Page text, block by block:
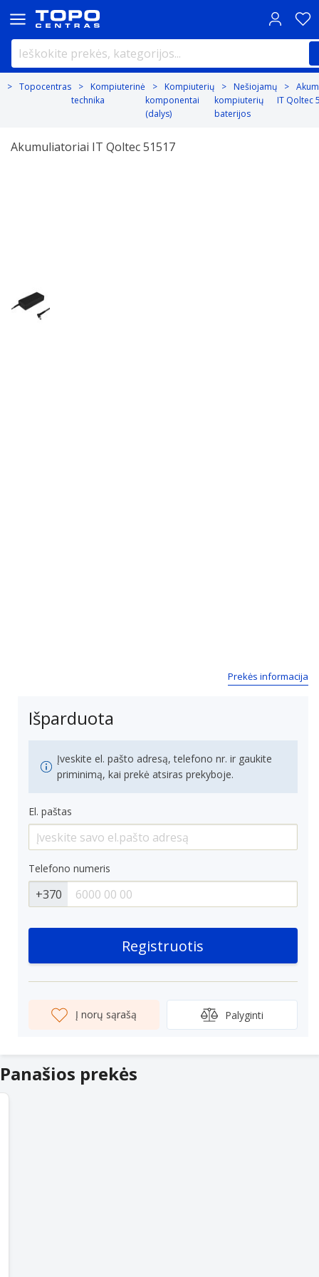
Topocentras
Kompiuterinė
technika
Kompiuterių
komponentai
(dalys)
Nešiojamų
kompiuterių
baterijos
IT Qoltec
Akumuliatoriai IT Qoltec 51517
Prekės informacija
Išparduota
Įveskite el. pašto adresą, telefono nr. ir gaukite
priminimą, kai prekė atsiras prekyboje.
El. paštas
Telefono numeris
+370
Registruotis
Į norų sąrašą Palyginti
Panašios prekės